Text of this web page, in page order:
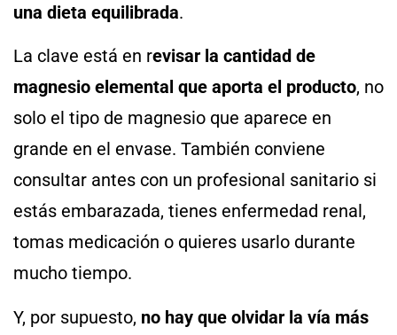
una dieta equilibrada.
La clave está en revisar la cantidad de
magnesio elemental que aporta el producto, no
solo el tipo de magnesio que aparece en
grande en el envase. También conviene
consultar antes con un profesional sanitario si
estás embarazada, tienes enfermedad renal,
tomas medicación o quieres usarlo durante
mucho tiempo.
Y, por supuesto, no hay que olvidar la vía más